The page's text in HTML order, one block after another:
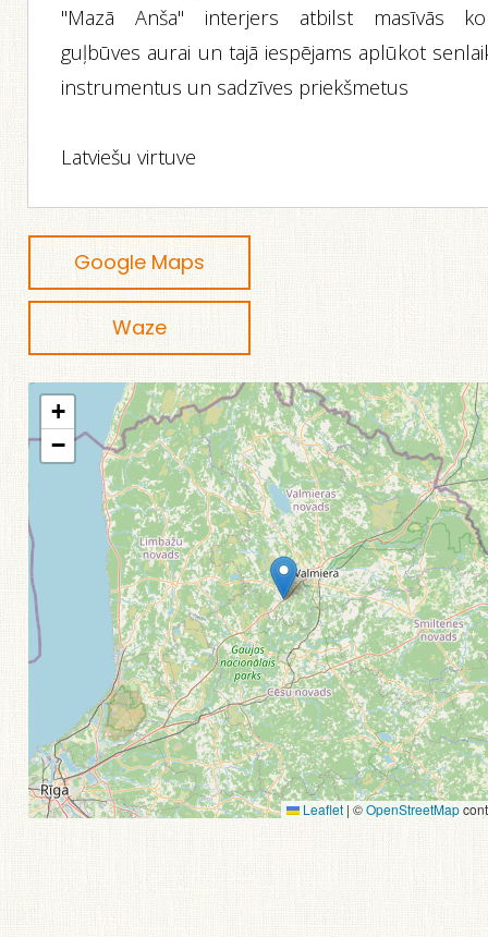
"Mazā Anša" interjers atbilst masīvās
guļbūves aurai un tajā iespējams aplūkot
instrumentus un sadzīves priekšmetus
Latviešu virtuve
Google Maps
Waze
+
−
Leaflet | ©OpenStreetMap